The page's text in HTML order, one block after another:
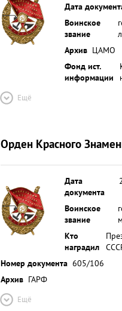
Дата
Воинское
звание
Архив ЦАМО
Фонд ист.
информации
Ещё
Орден Красного
Дата
документа
Воинское
звание
Кто
наградил
Номер документа 605/106
Архив ГАРФ
Ещё